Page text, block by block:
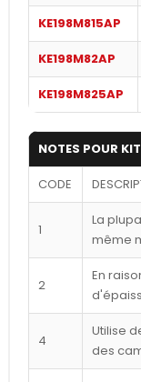
KE198M815AP
KE198M82AP
KE198M825AP
NOTES POUR
CODE
1
La
même
2
En
4
Utilise
des